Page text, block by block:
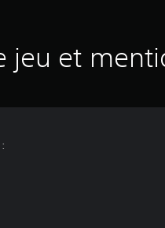
jeu et